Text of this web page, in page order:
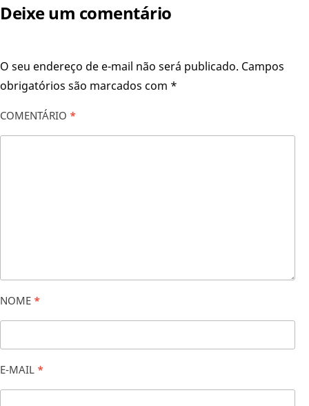
Deixe um comentário
O seu endereço de e-mail não será publicado. Campos
obrigatórios são marcados com *
COMENTÁRIO *
NOME *
E-MAIL *